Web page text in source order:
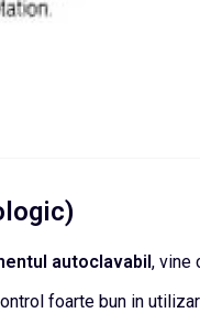
autoclavabil, vine
foarte bun in